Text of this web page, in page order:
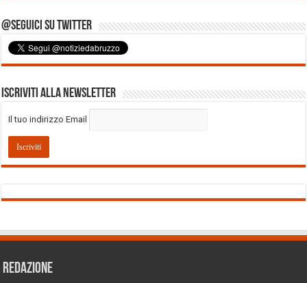
@Seguici su Twitter
Iscriviti alla Newsletter
Il tuo indirizzo Email
REDAZIONE